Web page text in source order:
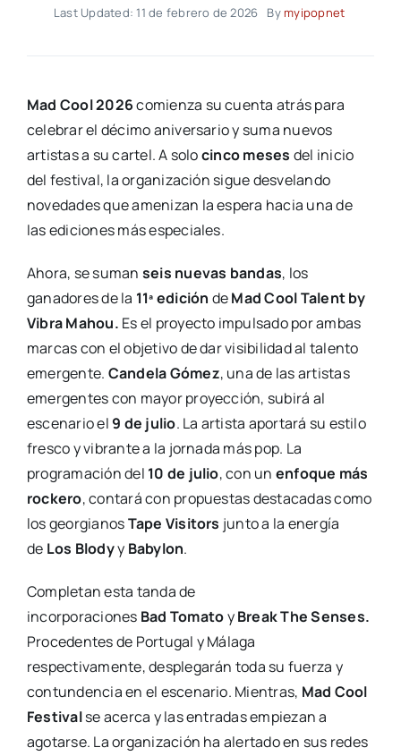
Last Updated: 11 de febrero de 2026 By myipopnet
Mad Cool 2026comienza su cuenta atrás para
celebrar el décimo aniversario y suma nuevos
artistas a su cartel. A solocinco meses del inicio
del festival, la organización sigue desvelando
novedades que amenizan la espera hacia una de
las ediciones más especiales.
Ahora, se suman seis nuevas bandas, los
ganadores de la 11ª edición deMad Cool Talent by
Vibra Mahou. Es el proyecto impulsado por ambas
marcas con el objetivo de dar visibilidad al talento
emergente. Candela Gómez, una de las artistas
emergentes con mayor proyección, subirá al
escenario el 9 de julio. La artista aportará su estilo
fresco y vibrante a la jornada más pop. La
programación del 10 de julio, con un enfoque más
rockero, contará con propuestas destacadas como
los georgianosTape Visitors junto a la energía
de Los Blodyy Babylon.
Completan esta tanda de
incorporaciones Bad TomatoyBreak The Senses.
Procedentes de Portugal y Málaga
respectivamente, desplegarán toda su fuerza y
contundencia en el escenario. Mientras, Mad Cool
Festivalse acerca y las entradas empiezan a
agotarse. La organización ha alertado en sus redes